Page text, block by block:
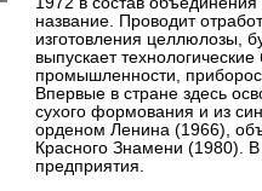
название. Проводит
изготовления целлюлозы,
выпускает
промышленности,
Впервые в стране здесь
сухого формования и из
орденом Ленина (1966),
Красного Знамени (1980).
предприятия.